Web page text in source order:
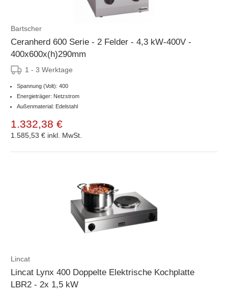
Bartscher
Ceranherd 600 Serie - 2 Felder - 4,3 kW-400V -
400x600x(h)290mm
1 - 3 Werktage
Spannung (Volt): 400
Energieträger: Netzstrom
Außenmaterial: Edelstahl
1.332,38 €
1.585,53 € inkl. MwSt.
Lincat
Lincat Lynx 400 Doppelte Elektrische Kochplatte
LBR2 - 2x 1,5 kW